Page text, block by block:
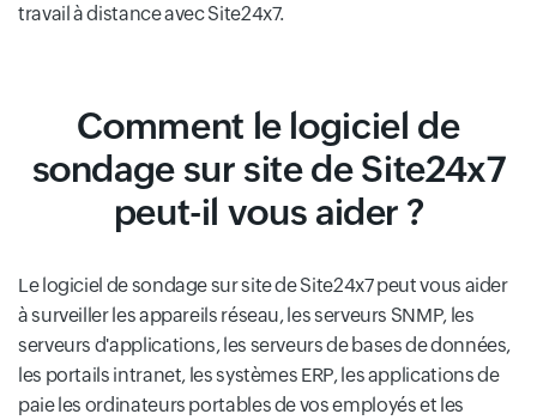
travail à distance avec Site24x7.
Comment le logiciel de
sondage sur site de Site24x7
peut-il vous aider ?
Le logiciel de sondage sur site de Site24x7 peut vous aider
à surveiller les appareils réseau, les serveurs SNMP, les
serveurs d'applications, les serveurs de bases de données,
les portails intranet, les systèmes ERP, les applications de
paie les ordinateurs portables de vos employés et les